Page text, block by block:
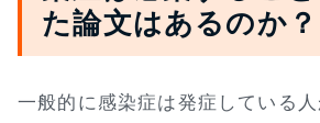
た論文はあるのか？
一般的に感染症は発症している